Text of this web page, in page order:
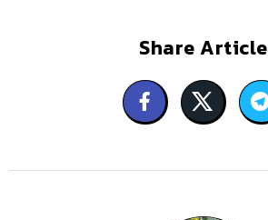
Share Article